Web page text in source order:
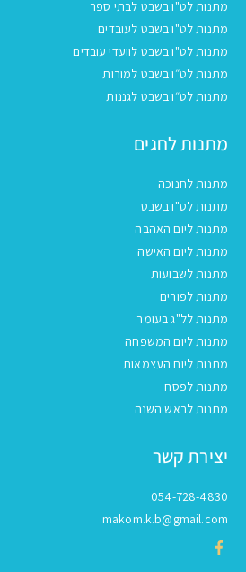
מתנות לט"ו בשבט לבתי ספר
מתנות לט"ו בשבט לעובדים
מתנות לט"ו בשבט לוועדי עובדים
מתנות לט״ו בשבט למורות
מתנות לט״ו בשבט לגננות
מתנות לחגים
מתנות לחנוכה
מתנות לט"ו בשבט
מתנות ליום האהבה
מתנות ליום האישה
מתנות לשבועות
מתנות לפורים
מתנות לל"ג בעומר
מתנות ליום המשפחה
מתנות ליום העצמאות
מתנות לפסח
מתנות לראש השנה
יצירת קשר
054-728-4830
makom.k.b@gmail.com